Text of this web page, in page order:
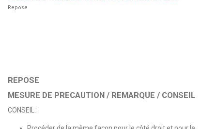
Repose
REPOSE
MESURE DE PRECAUTION / REMARQUE / CONSEIL
CONSEIL: